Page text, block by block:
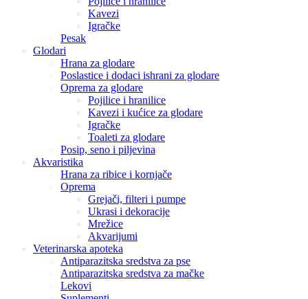
Kavezi
Igračke
Pesak
Glodari
Hrana za glodare
Poslastice i dodaci ishrani za glodare
Oprema za glodare
Pojilice i hranilice
Kavezi i kućice za glodare
Igračke
Toaleti za glodare
Posip, seno i piljevina
Akvaristika
Hrana za ribice i kornjače
Oprema
Grejači, filteri i pumpe
Ukrasi i dekoracije
Mrežice
Akvarijumi
Veterinarska apoteka
Antiparazitska sredstva za pse
Antiparazitska sredstva za mačke
Lekovi